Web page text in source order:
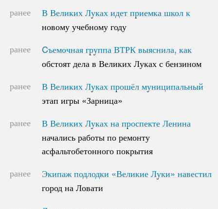
ранее
В Великих Луках идет приемка школ к
новому учебному году
В Великих Луках идет приемка школ к
новому учебному году
ранее
Cъемочная группа ВТРК выяснила, как
обстоят дела в Великих Луках с бензином
Cъемочная группа ВТРК выяснила, как
обстоят дела в Великих Луках с бензином
ранее
В Великих Луках прошёл муниципальный
этап игры «Зарница»
В Великих Луках прошёл муниципальный
этап игры «Зарница»
ранее
В Великих Луках на проспекте Ленина
начались работы по ремонту
асфальтобетонного покрытия
В Великих Луках на проспекте Ленина
начались работы по ремонту
асфальтобетонного покрытия
ранее
Экипаж подлодки «Великие Луки» навестил
город на Ловати
Экипаж подлодки «Великие Луки» навестил
город на Ловати